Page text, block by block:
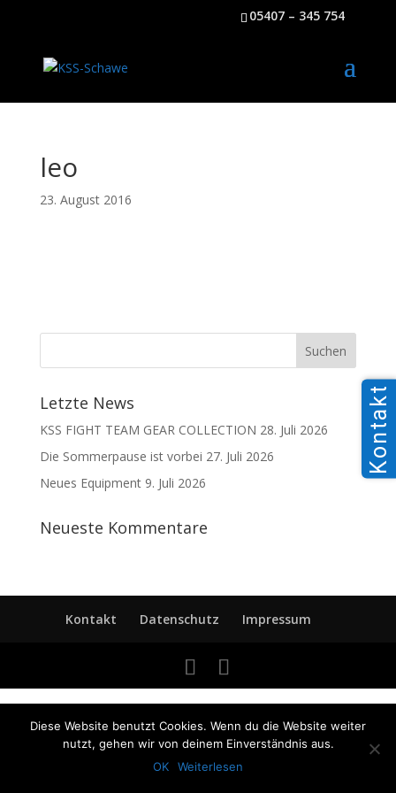
05407 – 345 754
leo
23. August 2016
Letzte News
KSS FIGHT TEAM GEAR COLLECTION 28. Juli 2026
Die Sommerpause ist vorbei 27. Juli 2026
Neues Equipment 9. Juli 2026
Neueste Kommentare
Kontakt Datenschutz Impressum
Kontakt
Diese Website benutzt Cookies. Wenn du die Website weiter
nutzt, gehen wir von deinem Einverständnis aus.
OK
Weiterlesen